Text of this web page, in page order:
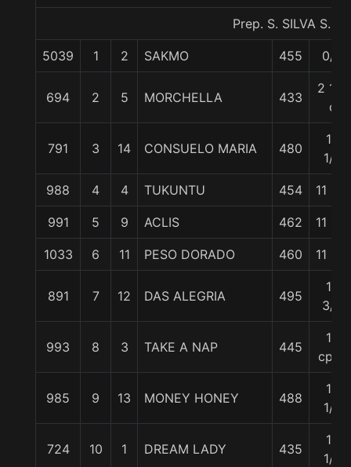
Prep. S. SILVA S.
5039 1 2 SAKMO 455 0/0
694 2 5 MORCHELLA 433
2 1/2
c
791 3 14 CONSUELO MARIA 480
10
1/4
988 4 4 TUKUNTU 454 11 1/2
991 5 9 ACLIS 462 11 1/2
1033 6 11 PESO DORADO 460 11 1/2
891 7 12 DAS ALEGRIA 495
12
3/4
993 8 3 TAKE A NAP 445
13
cpos
985 9 13 MONEY HONEY 488
14
1/4
724 10 1 DREAM LADY 435
15
1/2